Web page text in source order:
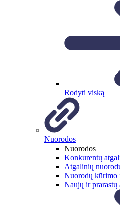
Rodyti viską
Nuorodos
Nuorodos
Konkurentų
Atgalinių
Nuorodų kūrimo
Naujų ir